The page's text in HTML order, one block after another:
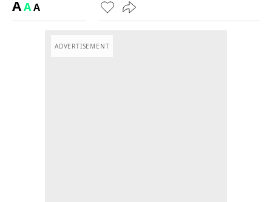
AAA
ADVERTISEMENT